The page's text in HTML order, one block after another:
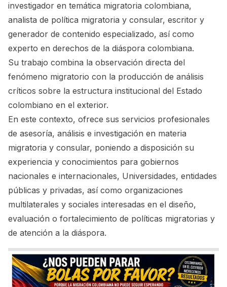
investigador en temática migratoria colombiana,
analista de política migratoria y consular, escritor y
generador de contenido especializado, así como
experto en derechos de la diáspora colombiana.
Su trabajo combina la observación directa del
fenómeno migratorio con la producción de análisis
críticos sobre la estructura institucional del Estado
colombiano en el exterior.
En este contexto, ofrece sus servicios profesionales
de asesoría, análisis e investigación en materia
migratoria y consular, poniendo a disposición su
experiencia y conocimientos para gobiernos
nacionales e internacionales, Universidades, entidades
públicas y privadas, así como organizaciones
multilaterales y sociales interesadas en el diseño,
evaluación o fortalecimiento de políticas migratorias y
de atención a la diáspora.